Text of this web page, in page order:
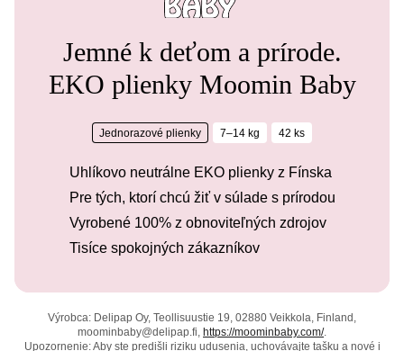
Jemné k deťom a prírode.
EKO plienky Moomin Baby
Jednorazové plienky 7–14 kg 42 ks
Uhlíkovo neutrálne EKO plienky z Fínska
Pre tých, ktorí chcú žiť v súlade s prírodou
Vyrobené 100% z obnoviteľných zdrojov
Tisíce spokojných zákazníkov
Výrobca: Delipap Oy, Teollisuustie 19, 02880 Veikkola, Finland,
moominbaby@delipap.fi, https://moominbaby.com/.
Upozornenie: Aby ste predišli riziku udusenia, uchovávajte tašku a nové i